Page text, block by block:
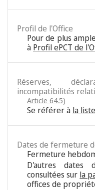
Profil de l'Office
Pour de plus
à Profil ePCT de
Réserves,
incompatibilités
Article 64.5)
Se référer à la
Dates de fermeture
Fermeture
D'autres dates
consultées sur la
offices de